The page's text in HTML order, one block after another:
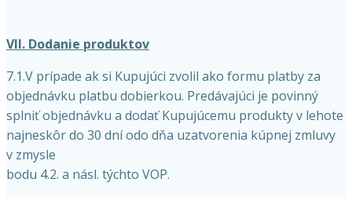
VII. Dodanie produktov
7.1.V prípade ak si Kupujúci zvolil ako formu platby za
objednávku platbu dobierkou. Predávajúci je povinný
splniť objednávku a dodať Kupujúcemu produkty v lehote
najneskôr do 30 dní odo dňa uzatvorenia kúpnej zmluvy
v zmysle
bodu 4.2. a násl. týchto VOP.